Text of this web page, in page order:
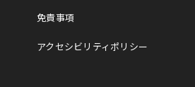
免責事項
アクセシビリティポリシー